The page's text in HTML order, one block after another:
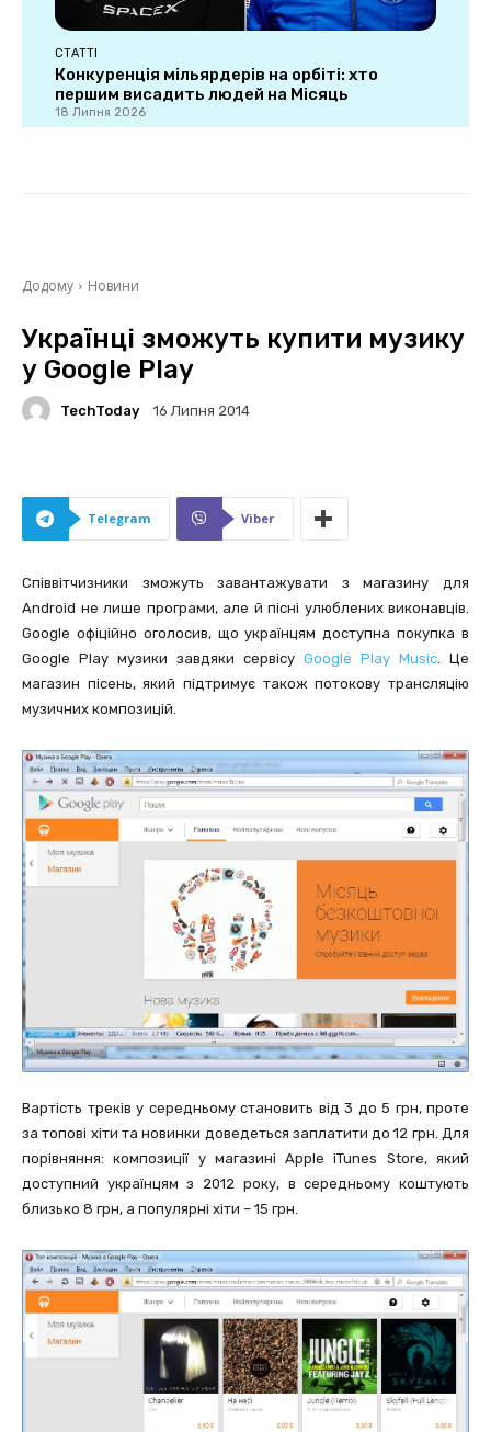
СТАТТІ
Конкуренція мільярдерів на орбіті: хто
першим висадить людей на Місяць
18 Липня 2026